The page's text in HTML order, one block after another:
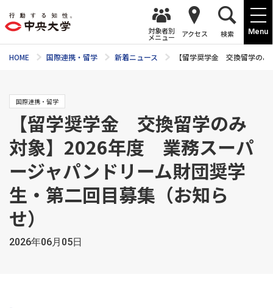
Menu
対象者別
メニュー アクセス 検索
HOME 国際連携・留学 新着ニュース 【留学奨学金 交換留学の
国際連携・留学
【留学奨学金 交換留学のみ
対象】2026年度 業務スーパ
ージャパンドリーム財団奨学
生・第二回目募集（お知ら
せ）
2026年06月05日